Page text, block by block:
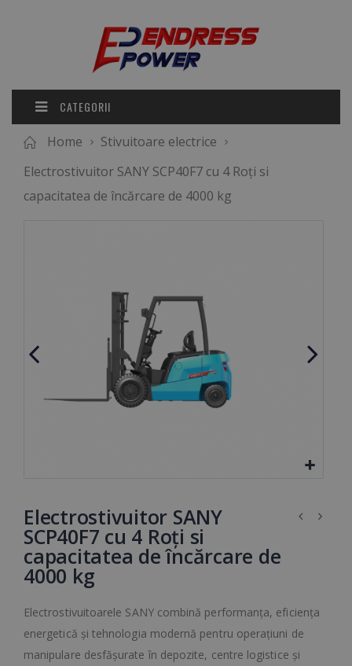
CATEGORII
Home
Stivuitoare electrice
Electrostivuitor SANY SCP40F7 cu 4 Roți si
capacitatea de încărcare de 4000 kg
Electrostivuitor SANY
SCP40F7 cu 4 Roți si
capacitatea de încărcare de
4000 kg
Electrostivuitoarele SANY combină performanța, eficiența
energetică și tehnologia modernă pentru operațiuni de
manipulare desfășurate în depozite, centre logistice și